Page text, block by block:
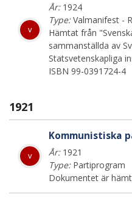
v
År:1924
Type:Valmanifest -
Hämtat från
sammanställda av
Statsvetenskapliga
ISBN 99-0391724-4
1921
v
Kommunistiska
År:1921
Type:Partiprogram
Dokumentet är